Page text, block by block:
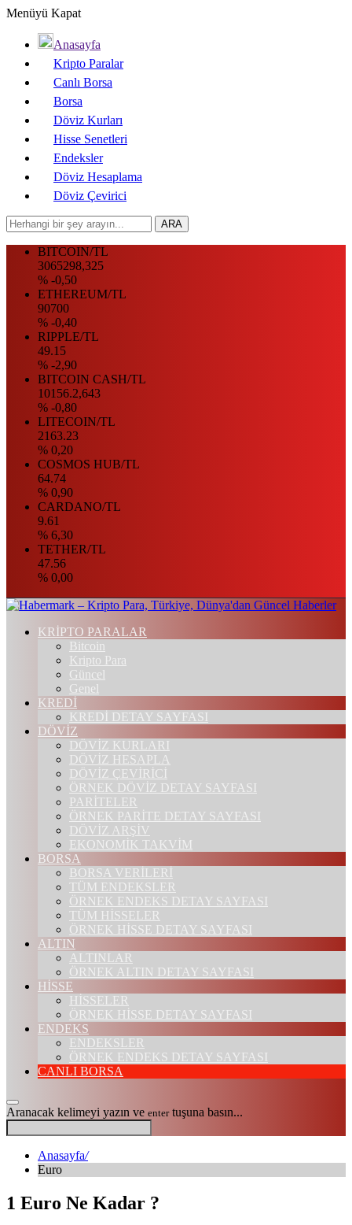
Menüyü Kapat
Anasayfa
Kripto Paralar
Canlı Borsa
Borsa
Döviz Kurları
Hisse Senetleri
Endeksler
Döviz Hesaplama
Döviz Çevirici
BITCOIN/TL
3065298,325
% -0,50
ETHEREUM/TL
90700
% -0,40
RIPPLE/TL
49.15
% -2,90
BITCOIN CASH/TL
10156.2,643
% -0,80
LITECOIN/TL
2163.23
% 0,20
COSMOS HUB/TL
64.74
% 0,90
CARDANO/TL
9.61
% 6,30
TETHER/TL
47.56
% 0,00
KRİPTO PARALAR
Bitcoin
Kripto Para
Güncel
Genel
KREDİ
KREDİ DETAY SAYFASI
DÖVİZ
DÖVİZ KURLARI
DÖVİZ HESAPLA
DÖVİZ ÇEVİRİCİ
ÖRNEK DÖVİZ DETAY SAYFASI
PARİTELER
ÖRNEK PARİTE DETAY SAYFASI
DÖVİZ ARŞİV
EKONOMİK TAKVİM
BORSA
BORSA VERİLERİ
TÜM ENDEKSLER
ÖRNEK ENDEKS DETAY SAYFASI
TÜM HİSSELER
ÖRNEK HİSSE DETAY SAYFASI
ALTIN
ALTINLAR
ÖRNEK ALTIN DETAY SAYFASI
HİSSE
HİSSELER
ÖRNEK HİSSE DETAY SAYFASI
ENDEKS
ENDEKSLER
ÖRNEK ENDEKS DETAY SAYFASI
CANLI BORSA
Aranacak kelimeyi yazın ve entertuşuna basın...
Anasayfa/
Euro
1 Euro Ne Kadar ?